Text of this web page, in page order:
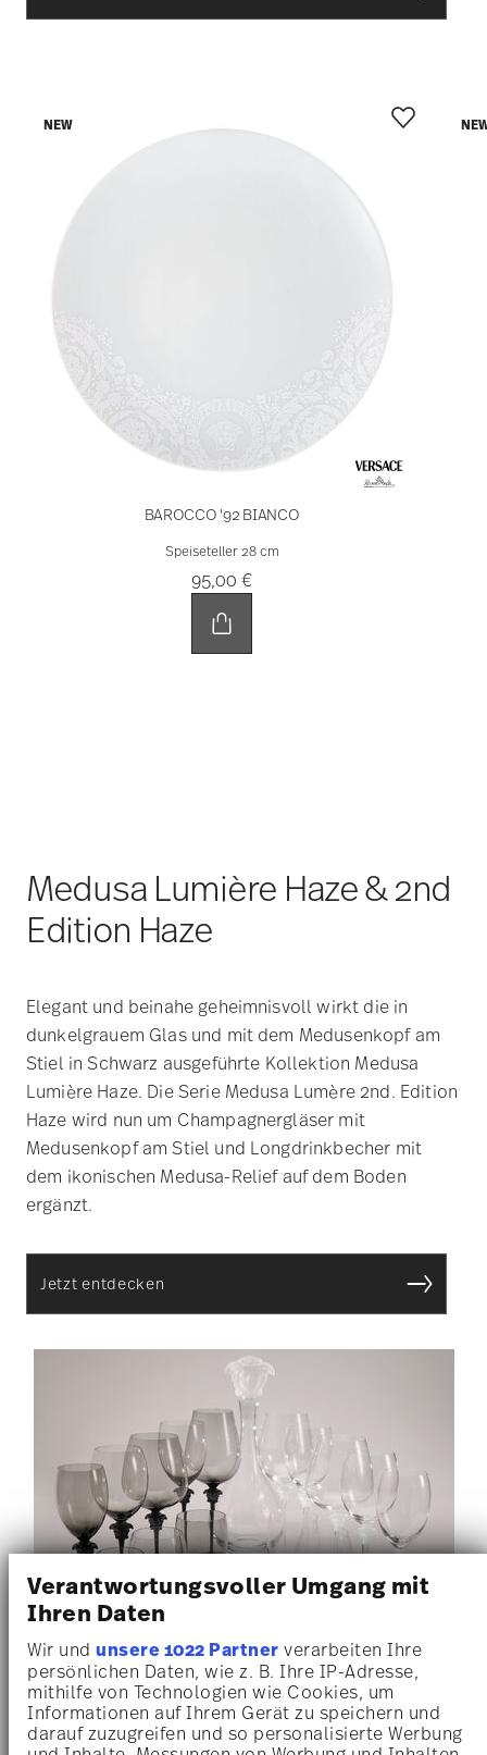
Verantwortungsvoller Umgang mit
Ihren Daten
Wir undunsere 1022 Partner verarbeiten Ihre
persönlichen Daten, wie z. B. Ihre IP-Adresse,
mithilfe von Technologien wie Cookies, um
Informationen auf Ihrem Gerät zu speichern und
darauf zuzugreifen und so personalisierte Werbung
BAROCCO '92 BIANCO
Speiseteller 28 cm
95,00 €
NEW
Medusa Lumière Haze & 2nd
Edition Haze
Elegant und beinahe geheimnisvoll wirkt die in
dunkelgrauem Glas und mit dem Medusenkopf am
Stiel in Schwarz ausgeführte Kollektion Medusa
Lumière Haze. Die Serie Medusa Lumère 2nd. Edition
Haze wird nun um Champagnergläser mit
Medusenkopf am Stiel und Longdrinkbecher mit
dem ikonischen Medusa-Relief auf dem Boden
ergänzt.
Jetzt entdecken
NEW